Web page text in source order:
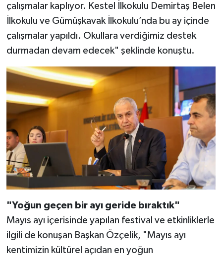
çalışmalar kaplıyor. Kestel İlkokulu Demirtaş Belen
İlkokulu ve Gümüşkavak İlkokulu’nda bu ay içinde
çalışmalar yapıldı. Okullara verdiğimiz destek
durmadan devam edecek" şeklinde konuştu.
"Yoğun geçen bir ayı geride bıraktık"
Mayıs ayı içerisinde yapılan festival ve etkinliklerle
ilgili de konuşan Başkan Özçelik, "Mayıs ayı
kentimizin kültürel açıdan en yoğun